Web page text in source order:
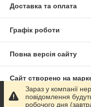
Доставка та оплата
Графік роботи
Повна версія сайту
Сайт створено на
Політика
Зараз у компанії
повідомлення
робочого дня